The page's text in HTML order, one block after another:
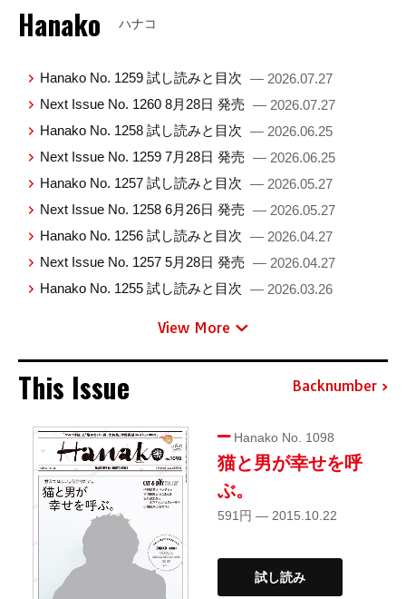
Hanako ハナコ
Hanako No. 1259 試し読みと目次 — 2026.07.27
Next Issue No. 1260 8月28日 発売 — 2026.07.27
Hanako No. 1258 試し読みと目次 — 2026.06.25
Next Issue No. 1259 7月28日 発売 — 2026.06.25
Hanako No. 1257 試し読みと目次 — 2026.05.27
Next Issue No. 1258 6月26日 発売 — 2026.05.27
Hanako No. 1256 試し読みと目次 — 2026.04.27
Next Issue No. 1257 5月28日 発売 — 2026.04.27
Hanako No. 1255 試し読みと目次 — 2026.03.26
View More
This Issue Backnumber
Hanako No. 1098
猫と男が幸せを呼
ぶ。
591円 — 2015.10.22
試し読み